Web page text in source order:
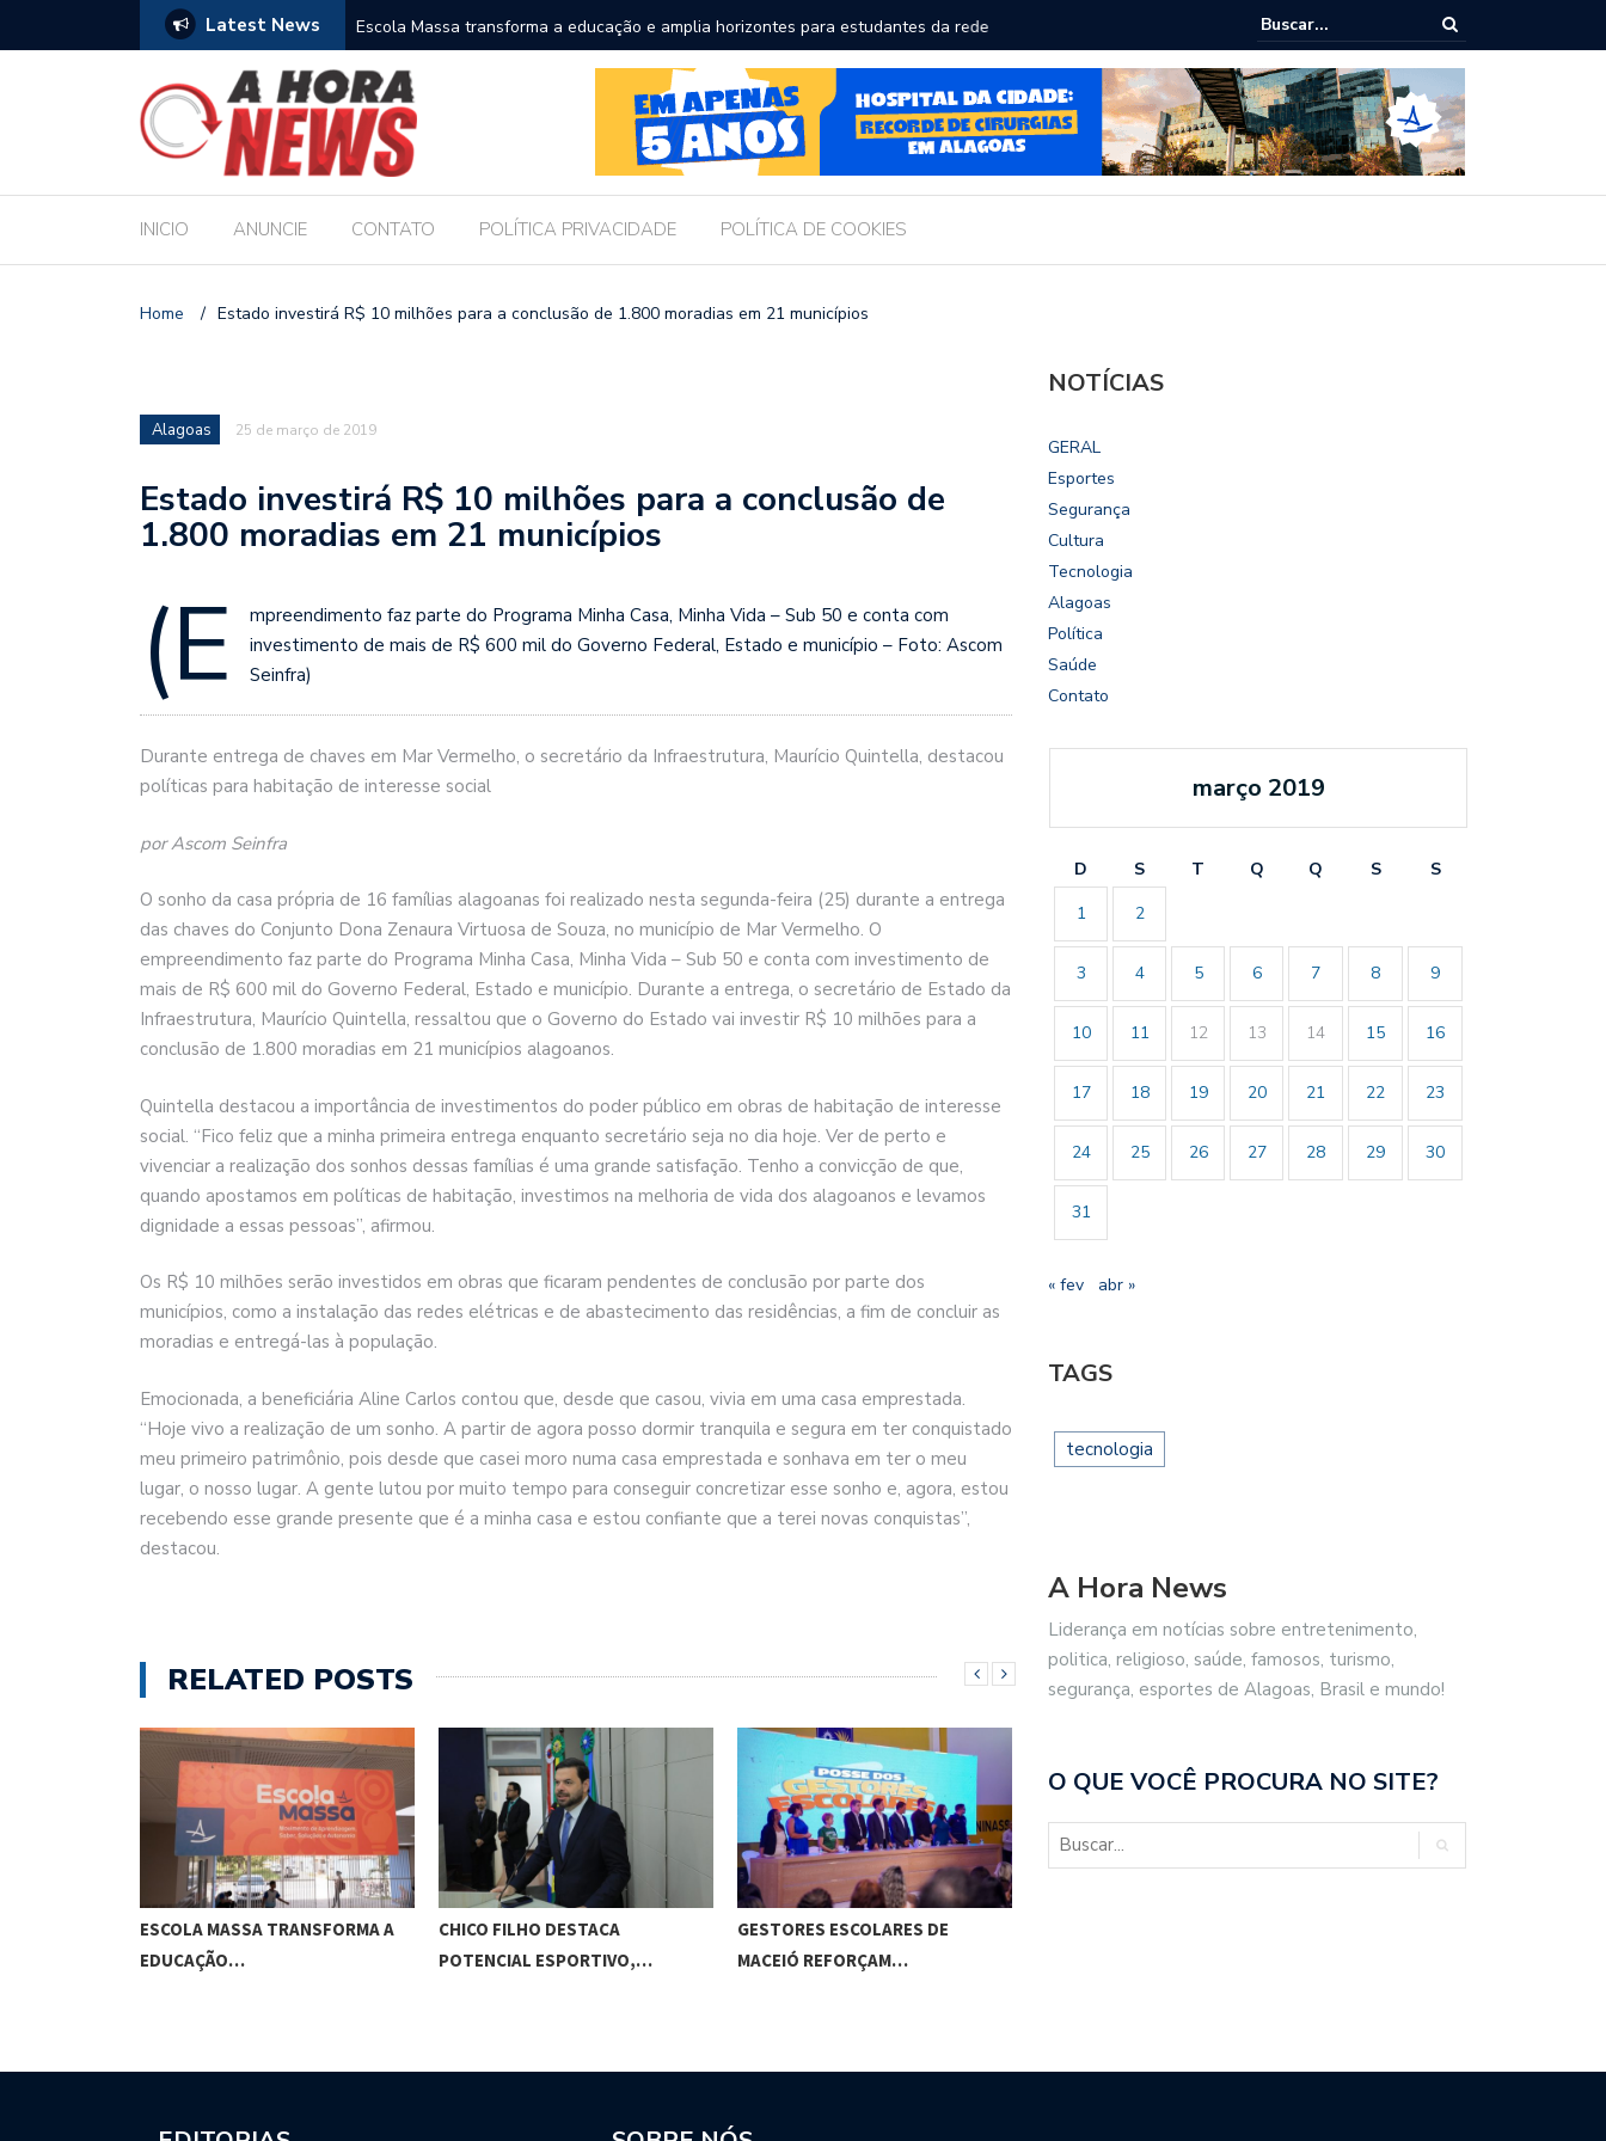
Latest News
escolares e sanciona jornada de 30 horas
Escola Massa transforma a educação e amplia horizontes para estudantes da rede
pública de Maceió
Chico Filho destaca potencial esportivo, turístico e econômico da Maratona
Internacional de Maceió
INICIO ANUNCIE CONTATO POLÍTICA PRIVACIDADE POLÍTICA DE COOKIES
Home / Estado investirá R$ 10 milhões para a conclusão de 1.800 moradias em 21 municípios
Alagoas 25 de março de 2019
Estado investirá R$ 10 milhões para a conclusão de
1.800 moradias em 21 municípios
(E
mpreendimento faz parte do Programa Minha Casa, Minha Vida – Sub 50 e conta com
investimento de mais de R$ 600 mil do Governo Federal, Estado e município – Foto: Ascom
Seinfra)
Durante entrega de chaves em Mar Vermelho, o secretário da Infraestrutura, Maurício Quintella, destacou
políticas para habitação de interesse social
por Ascom Seinfra
O sonho da casa própria de 16 famílias alagoanas foi realizado nesta segunda-feira (25) durante a entrega
das chaves do Conjunto Dona Zenaura Virtuosa de Souza, no município de Mar Vermelho. O
empreendimento faz parte do Programa Minha Casa, Minha Vida – Sub 50 e conta com investimento de
mais de R$ 600 mil do Governo Federal, Estado e município. Durante a entrega, o secretário de Estado da
Infraestrutura, Maurício Quintella, ressaltou que o Governo do Estado vai investir R$ 10 milhões para a
conclusão de 1.800 moradias em 21 municípios alagoanos.
Quintella destacou a importância de investimentos do poder público em obras de habitação de interesse
social. “Fico feliz que a minha primeira entrega enquanto secretário seja no dia hoje. Ver de perto e
vivenciar a realização dos sonhos dessas famílias é uma grande satisfação. Tenho a convicção de que,
quando apostamos em políticas de habitação, investimos na melhoria de vida dos alagoanos e levamos
dignidade a essas pessoas”, afirmou.
Os R$ 10 milhões serão investidos em obras que ficaram pendentes de conclusão por parte dos
municípios, como a instalação das redes elétricas e de abastecimento das residências, a fim de concluir as
moradias e entregá-las à população.
Emocionada, a beneficiária Aline Carlos contou que, desde que casou, vivia em uma casa emprestada.
“Hoje vivo a realização de um sonho. A partir de agora posso dormir tranquila e segura em ter conquistado
meu primeiro patrimônio, pois desde que casei moro numa casa emprestada e sonhava em ter o meu
lugar, o nosso lugar. A gente lutou por muito tempo para conseguir concretizar esse sonho e, agora, estou
recebendo esse grande presente que é a minha casa e estou confiante que a terei novas conquistas”,
destacou.
RELATED POSTS
ESCOLA MASSA TRANSFORMA A
EDUCAÇÃO…
CHICO FILHO DESTACA
POTENCIAL ESPORTIVO,…
GESTORES ESCOLARES DE
MACEIÓ REFORÇAM…
NOTÍCIAS
GERAL
Esportes
Segurança
Cultura
Tecnologia
Alagoas
Política
Saúde
Contato
março 2019
D S T Q Q S
S
1
2
3 4 5 6 7 8 9
10 11 12 13 14 15 16
17 18 19 20 21 22 23
24 25 26 27 28 29 30
31
« fev abr »
TAGS
tecnologia
A Hora News
Liderança em notícias sobre entretenimento,
politica, religioso, saúde, famosos, turismo,
segurança, esportes de Alagoas, Brasil e mundo!
O QUE VOCÊ PROCURA NO SITE?